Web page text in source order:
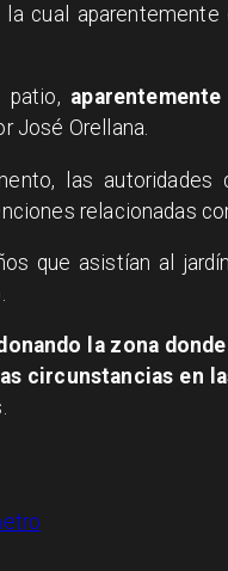
la cual
patio,
José Orellana.
las
relacionadas
que asistían al
la zona
circunstancias en